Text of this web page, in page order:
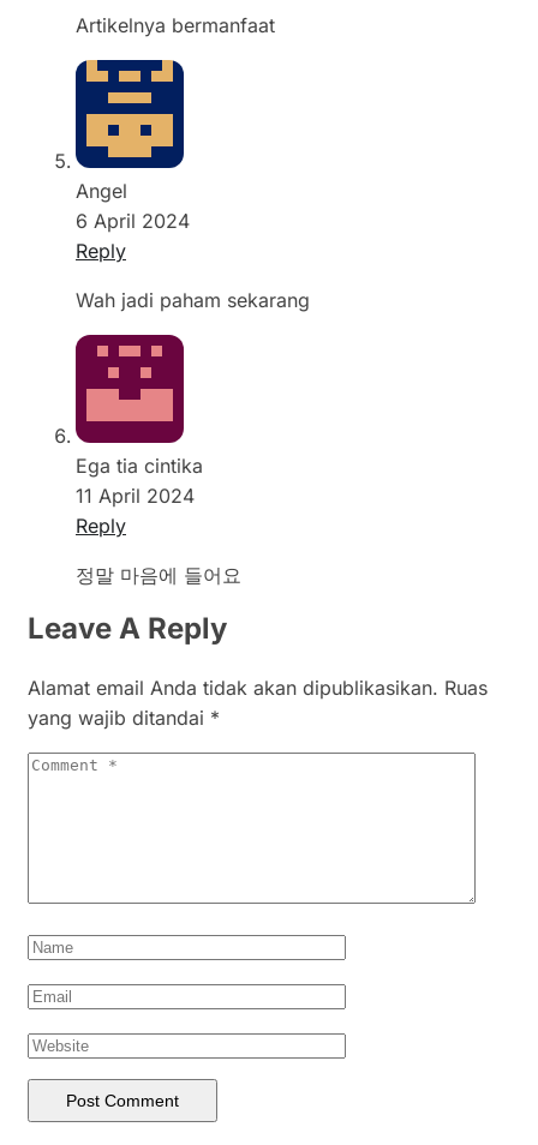
Artikelnya bermanfaat
Angel
6 April 2024
Reply
Wah jadi paham sekarang
Ega tia cintika
11 April 2024
Reply
정말 마음에 들어요
Leave A Reply
Alamat email Anda tidak akan dipublikasikan. Ruas
yang wajib ditandai *